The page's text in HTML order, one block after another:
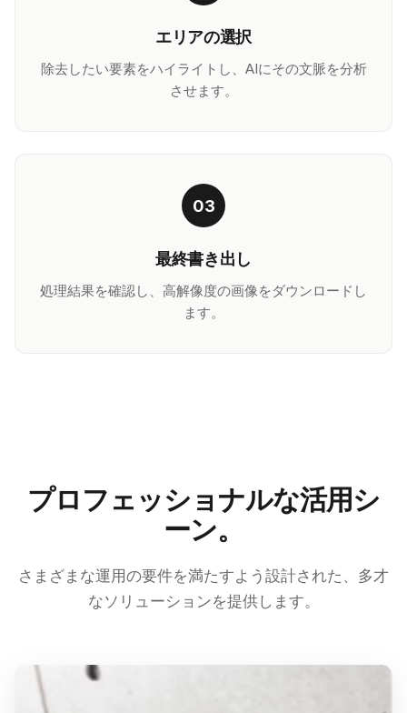
エリアの選択
除去したい要素をハイライトし、AIにその文脈を分析
させます。
03
最終書き出し
処理結果を確認し、高解像度の画像をダウンロードし
ます。
プロフェッショナルな活用シ
ーン。
さまざまな運用の要件を満たすよう設計された、多才
なソリューションを提供します。